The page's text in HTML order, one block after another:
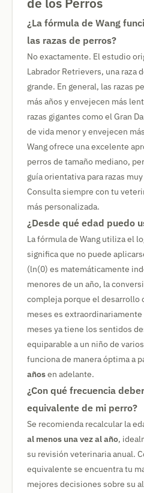
¿La fórmula de Wang
las razas de perros?
No exactamente. El estudio
Labrador Retrievers, una raza
grande. En general, las razas
más años y envejecen más
razas gigantes como el Gran
de vida menor y envejecen
Wang ofrece una excelente
perros de tamaño mediano,
guía orientativa para razas
Consulta siempre con tu
más personalizada.
¿Desde qué edad puedo
La fórmula de Wang utiliza el
significa que no puede
(ln(0) es matemáticamente
menores de un año, la
compleja porque el desarrollo
meses es
meses ya tiene los sentidos
equiparable a un niño de
funciona de manera óptima a
añosen adelante.
¿Con qué frecuencia
equivalente de mi perro?
Se recomienda recalcular la
al menos una vez al año,
su revisión veterinaria anual.
equivalente se encuentra tu
mejores decisiones sobre su